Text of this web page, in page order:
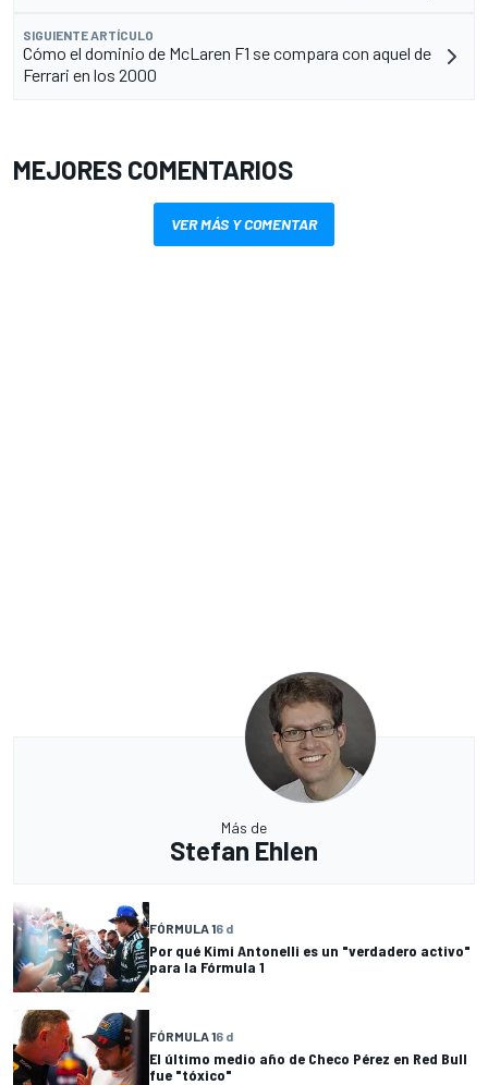
SIGUIENTE ARTÍCULO
Cómo el dominio de McLaren F1 se compara con aquel de
Ferrari en los 2000
MEJORES COMENTARIOS
VER MÁS Y COMENTAR
Más de
Stefan Ehlen
FÓRMULA 16 d
Por qué Kimi Antonelli es un "verdadero activo"
para la Fórmula 1
FÓRMULA 16 d
El último medio año de Checo Pérez en Red Bull
fue "tóxico"